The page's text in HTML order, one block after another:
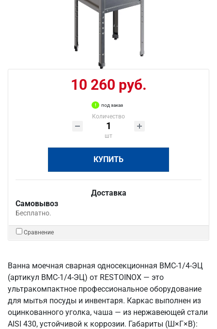
10 260 руб.
под заказ
Количество
шт
КУПИТЬ
Доставка
Самовывоз
Бесплатно.
Сравнение
Ванна моечная сварная односекционная ВМС-1/4-ЭЦ
(артикул ВМС-1/4-ЭЦ) от RESTOINOX — это
ультракомпактное профессиональное оборудование
для мытья посуды и инвентаря. Каркас выполнен из
оцинкованного уголка, чаша — из нержавеющей стали
AISI 430, устойчивой к коррозии. Габариты (Ш×Г×В):